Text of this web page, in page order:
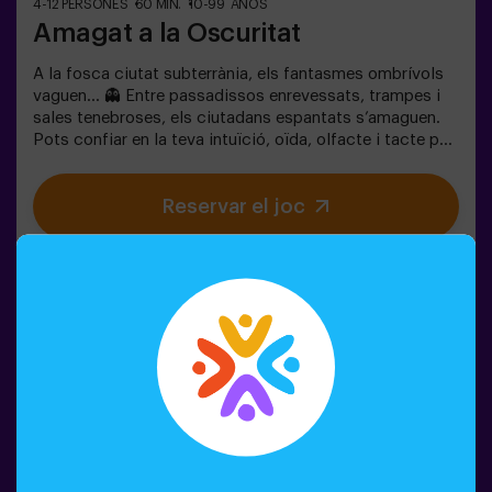
4-12 PERSONES 60 MIN. 10-99 AÑOS
Amagat a la Oscuritat
A la fosca ciutat subterrània, els fantasmes ombrívols
vaguen… 👻 Entre passadissos enrevessats, trampes i
sales tenebroses, els ciutadans espantats s’amaguen.
Pots confiar en la teva intuïció, oïda, olfacte i tacte per
amics?🔦 Amagar-se en la Foscor és un joc immersiu
sensorial inspirat en el joc d’amagar-se de tota la vida,
però portat a un altre nivell: moviment, adrenalina i
persona.La sala ofereix la màxima seguretat, amb
túnels, amagatalls, textures i efectes especials de llum i
so que fan que l’experiència sigui inoblidable.✅ Ideal per
a grups grans | plans amb amics | adolescents | team
building❗Els jugadors de 14 anys o menys han d’entrar
acompanyats per almenys un adult. Hi ha l’opció que un
monitor els acompanyi durant l’aventura; consulta’ns les
Reservar el joc